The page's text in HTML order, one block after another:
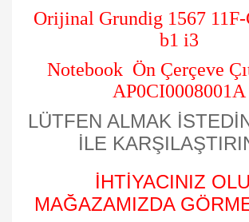
Orijinal Grundig 1567
b1 i3
Notebook Ön Çerçeve
AP0CI0008001A
LÜTFEN ALMAK
İLE
İHTİYACINIZ
MAĞAZAMIZDA